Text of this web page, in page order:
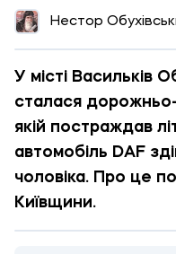
Нестор
У місті Васильків
сталася
якій постраждав
автомобіль DAF
чоловіка. Про це
Київщини.